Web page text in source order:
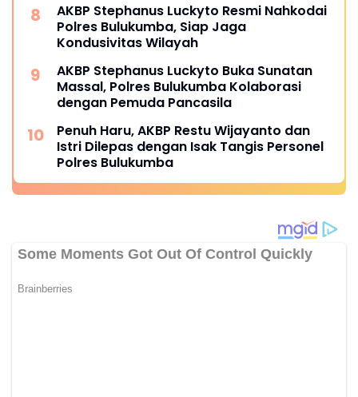
AKBP Stephanus Luckyto Resmi Nahkodai
Polres Bulukumba, Siap Jaga
Kondusivitas Wilayah
AKBP Stephanus Luckyto Buka Sunatan
Massal, Polres Bulukumba Kolaborasi
dengan Pemuda Pancasila
Penuh Haru, AKBP Restu Wijayanto dan
Istri Dilepas dengan Isak Tangis Personel
Polres Bulukumba